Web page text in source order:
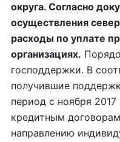
округа. Согласно
осуществления
расходы по уплате
организациях.
господдержки. В
получившие
период с ноября
кредитным
направлению